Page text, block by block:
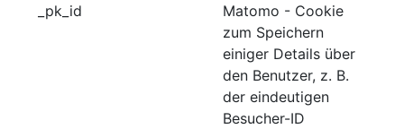
_pk_id
Matomo - Cookie
zum Speichern
einiger Details über
den Benutzer, z. B.
der eindeutigen
Besucher-ID